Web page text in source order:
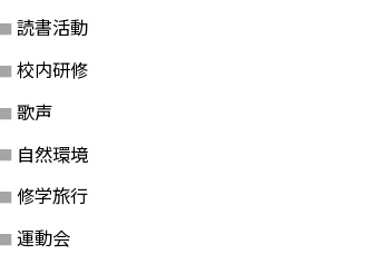
読書活動
校内研修
歌声
自然環境
修学旅行
運動会